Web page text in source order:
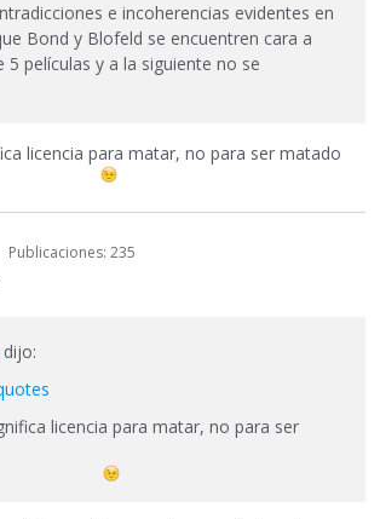
e incoherencias evidentes en
Bond y Blofeld se encuentren cara a
5 películas y a la siguiente no se
licencia para matar, no para ser matado
Publicaciones: 235
dijo:
licencia para matar, no para ser